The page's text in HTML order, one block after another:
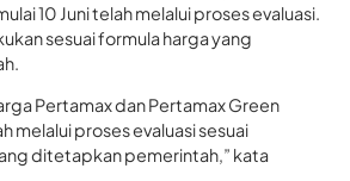
10 Juni telah melalui proses evaluasi.
sesuai formula harga yang
Pertamax dan Pertamax Green
melalui proses evaluasi sesuai
ditetapkan pemerintah,” kata